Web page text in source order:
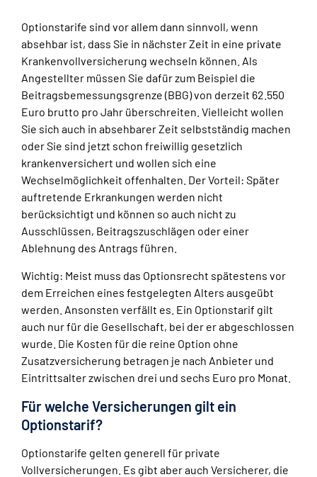
Optionstarife sind vor allem dann sinnvoll, wenn
absehbar ist, dass Sie in nächster Zeit in eine private
Krankenvollversicherung wechseln können. Als
Angestellter müssen Sie dafür zum Beispiel die
Beitragsbemessungsgrenze (BBG) von derzeit 62.550
Euro brutto pro Jahr überschreiten. Vielleicht wollen
Sie sich auch in absehbarer Zeit selbstständig machen
oder Sie sind jetzt schon freiwillig gesetzlich
krankenversichert und wollen sich eine
Wechselmöglichkeit offenhalten. Der Vorteil: Später
auftretende Erkrankungen werden nicht
berücksichtigt und können so auch nicht zu
Ausschlüssen, Beitragszuschlägen oder einer
Ablehnung des Antrags führen.
Wichtig: Meist muss das Optionsrecht spätestens vor
dem Erreichen eines festgelegten Alters ausgeübt
werden. Ansonsten verfällt es. Ein Optionstarif gilt
auch nur für die Gesellschaft, bei der er abgeschlossen
wurde. Die Kosten für die reine Option ohne
Zusatzversicherung betragen je nach Anbieter und
Eintrittsalter zwischen drei und sechs Euro pro Monat.
Für welche Versicherungen gilt ein
Optionstarif?
Optionstarife gelten generell für private
Vollversicherungen. Es gibt aber auch Versicherer, die